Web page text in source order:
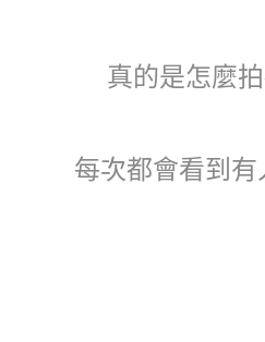
真的是怎麼
每次都會看到有